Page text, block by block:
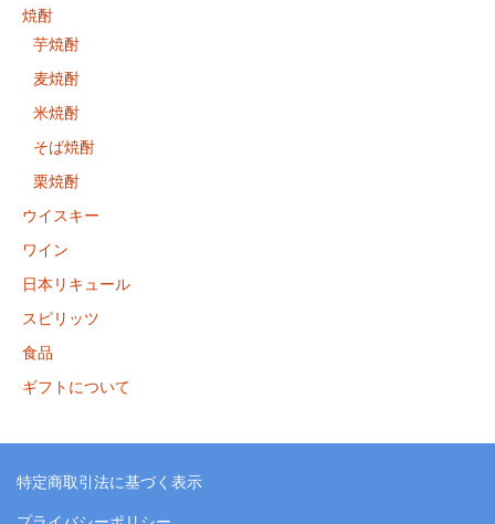
焼酎
芋焼酎
麦焼酎
米焼酎
そば焼酎
栗焼酎
ウイスキー
ワイン
日本リキュール
スピリッツ
食品
ギフトについて
特定商取引法に基づく表示